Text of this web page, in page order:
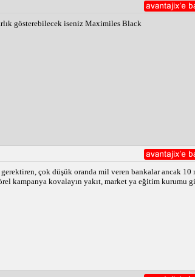
gösterebilecek iseniz Maximiles Black
çok düşük oranda mil veren bankalar ancak
kampanya kovalayın yakıt, market ya eğitim kurumu